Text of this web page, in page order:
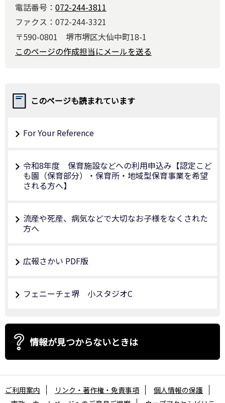
電話番号： 072-244-3811
ファクス：072-244-3321
〒590-0801 堺市堺区大仙中町18-1
このページの作成担当にメールを送る
このページも読まれています
For Your Reference
令和8年度 保育施設などへの利用申込み【認定こど
も園（保育部分）・保育所・地域型保育事業を希望
される方へ】
流産や死産、病気などで大切なお子様をなくされた
方へ
広報さかい PDF版
フェニーチェ堺 小スタジオC
情報が見つからないときは
ご利用案内 リンク・著作権・免責事項
個人情報の保護